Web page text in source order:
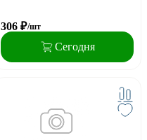
306 ₽/шт
Сегодня